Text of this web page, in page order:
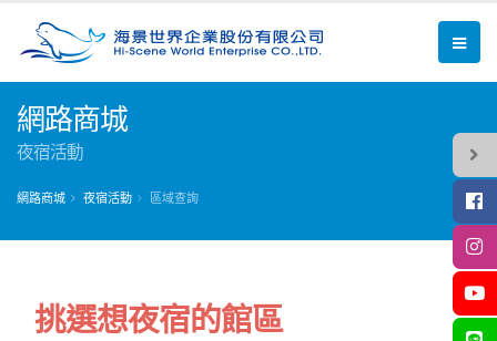
網路商城
夜宿活動
網路商城 夜宿活動 區域查詢
挑選想夜宿的館區